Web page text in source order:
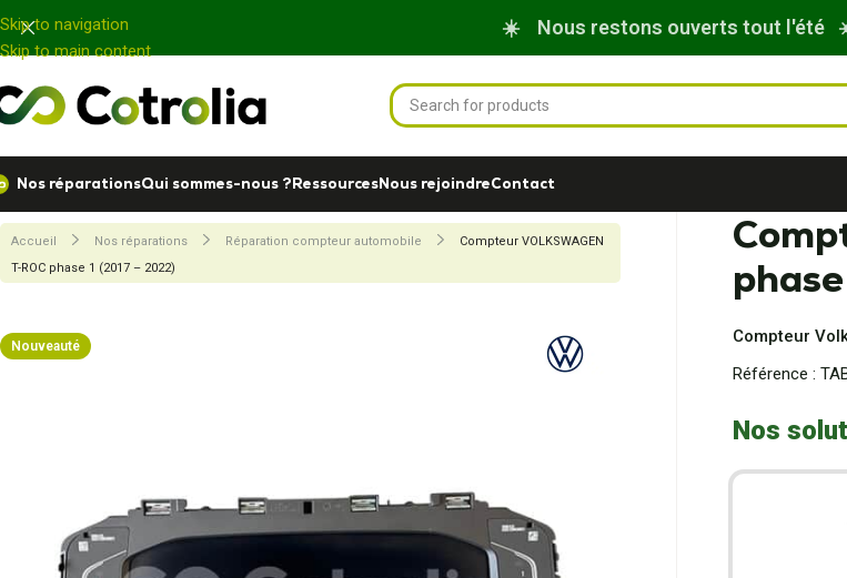
Panneau de gestion des cookies
Skip to navigation
Skip to main content
☀️ Nous restons ouverts tout l'été
Nos réparationsQui sommes-nous ?RessourcesNous rejoindreContact
Compteur
Référence :
Nos
Accueil Nos réparations Réparation compteur automobile
Compteur VOLKSWAGEN
T-ROC phase 1 (2017 – 2022)
Nouveauté